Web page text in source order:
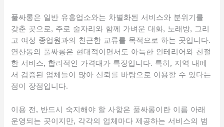
풀싸롱은 일반 유흥업소와는 차별화된 서비스와 분위기를
갖춘 곳으로, 주로 술자리와 함께 가벼운 대화, 노래방, 그리
고 여성 종업원과의 친근한 교류를 목적으로 하는 곳입니다.
연산동의 풀싸롱은 현대적이면서도 아늑한 인테리어와 친절
한 서비스, 합리적인 가격대가 특징입니다. 특히, 지역 내에
서 검증된 업체들이 많아 신뢰를 바탕으로 이용할 수 있다는
점이 장점입니다.
이용 전, 반드시 숙지해야 할 사항은 풀싸롱이란 이름 아래
운영되는 곳이지만, 각각의 업체마다 제공하는 서비스의 범